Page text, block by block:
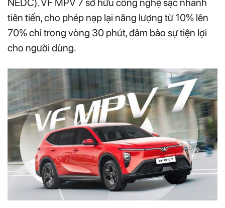
NEDC). VF MPV 7 sở hữu công nghệ sạc nhanh
tiên tiến, cho phép nạp lại năng lượng từ 10% lên
70% chỉ trong vòng 30 phút, đảm bảo sự tiện lợi
cho người dùng.